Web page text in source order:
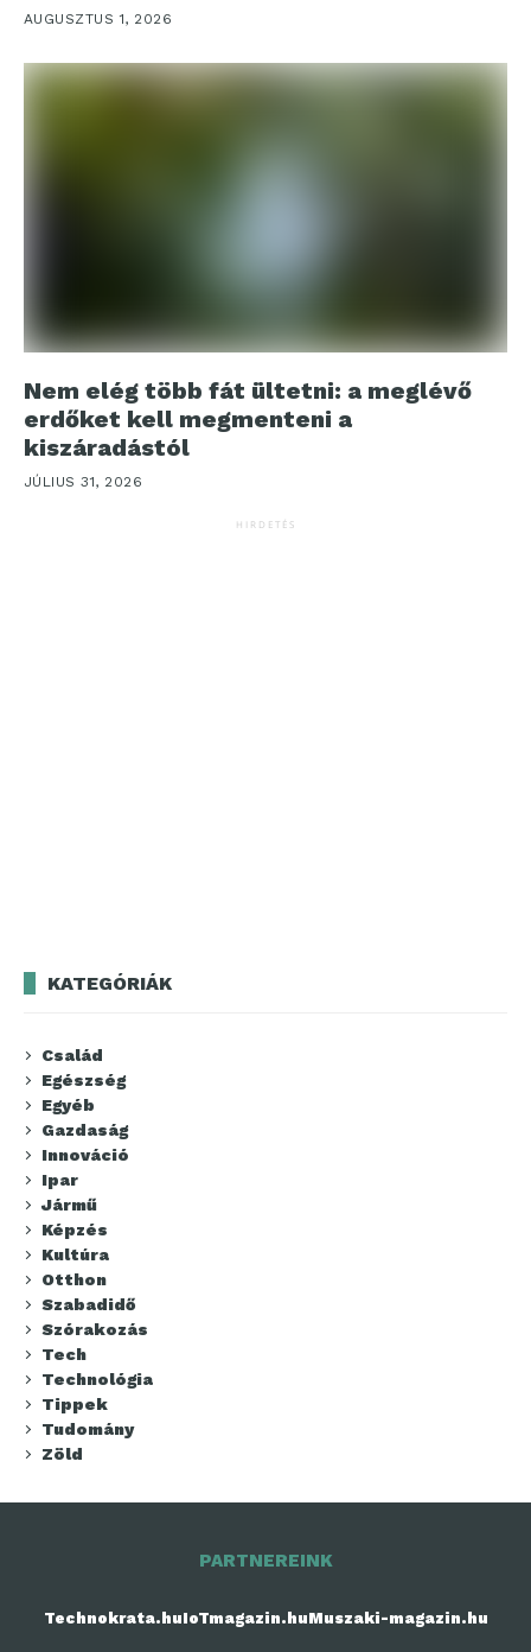
AUGUSZTUS 1, 2026
Nem elég több fát ültetni: a meglévő
erdőket kell megmenteni a
kiszáradástól
JÚLIUS 31, 2026
HIRDETÉS
KATEGÓRIÁK
Család
Egészség
Egyéb
Gazdaság
Innováció
Ipar
Jármű
Képzés
Kultúra
Otthon
Szabadidő
Szórakozás
Tech
Technológia
Tippek
Tudomány
Zöld
PARTNEREINK
Technokrata.huIoTmagazin.huMuszaki-magazin.hu